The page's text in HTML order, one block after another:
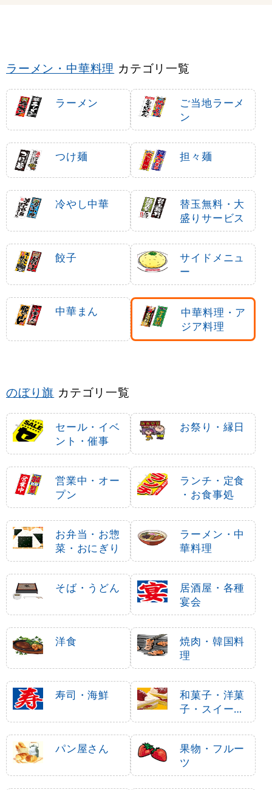
ラーメン・中華料理 カテゴリ一覧
ラーメン
ご当地ラーメ
ン
つけ麺 担々麺
冷やし中華
替玉無料・大
盛りサービス
餃子
サイドメニュ
ー
中華まん
中華料理・ア
ジア料理
のぼり旗 カテゴリ一覧
セール・イベ
ント・催事
お祭り・縁日
営業中・オー
プン
ランチ・定食
・お食事処
お弁当・お惣
菜・おにぎり
ラーメン・中
華料理
そば・うどん
居酒屋・各種
宴会
洋食
焼肉・韓国料
理
寿司・海鮮
和菓子・洋菓
子・スイーツ
・アイス
パン屋さん
果物・フルー
ツ